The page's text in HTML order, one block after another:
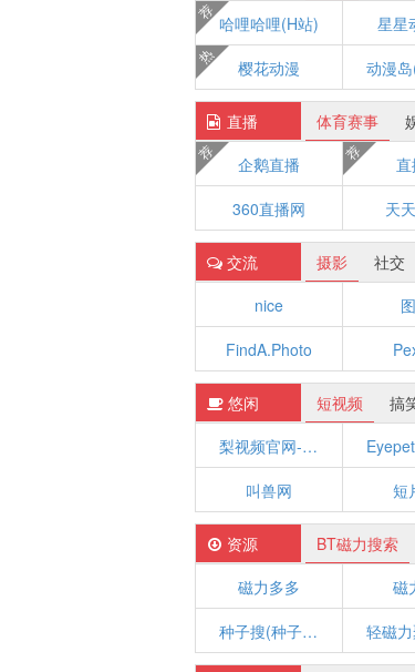
哈哩哈哩(H站)
荐
星星
樱花动漫
热
直播 体育赛事
企鹅直播
荐 荐
360直播网
天
交流 摄影 社交
nice
FindA.Photo
悠闲 短视频 搞
梨视频官网-做最好看的资讯短视频-Pear Video
叫兽网
短
资源 BT磁力搜索
磁力多多
磁
种子搜(种子帝)